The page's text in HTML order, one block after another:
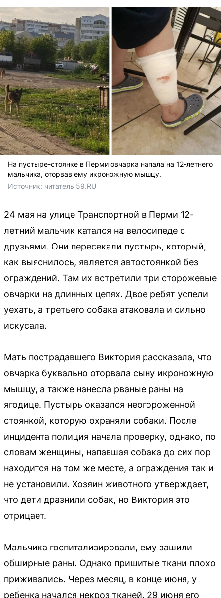
На пустыре-стоянке в Перми овчарка напала на 12-летнего
мальчика, оторвав ему икроножную мышцу.
Источник: читатель 59.RU
24 мая на улице Транспортной в Перми 12-
летний мальчик катался на велосипеде с
друзьями. Они пересекали пустырь, который,
как выяснилось, является автостоянкой без
ограждений. Там их встретили три сторожевые
овчарки на длинных цепях. Двое ребят успели
уехать, а третьего собака атаковала и сильно
искусала.
Мать пострадавшего Виктория рассказала, что
овчарка буквально оторвала сыну икроножную
мышцу, а также нанесла рваные раны на
ягодице. Пустырь оказался неогороженной
стоянкой, которую охраняли собаки. После
инцидента полиция начала проверку, однако, по
словам женщины, напавшая собака до сих пор
находится на том же месте, а ограждения так и
не установили. Хозяин животного утверждает,
что дети дразнили собак, но Виктория это
отрицает.
Мальчика госпитализировали, ему зашили
обширные раны. Однако пришитые ткани плохо
приживались. Через месяц, в конце июня, у
ребенка начался некроз тканей. 29 июня его